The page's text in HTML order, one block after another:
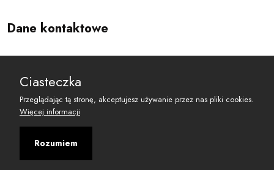
Dane kontaktowe
reset@resetobywatelski.pl
Ciasteczka
Przeglądając tą stronę, akceptujesz używanie przez nas pliki cookies.
Więcej informacji
Rozumiem